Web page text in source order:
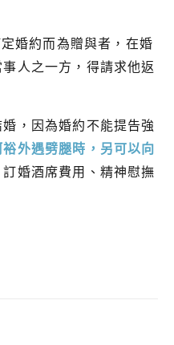
婚約而為贈與者，在婚
人之一方，得請求他返
，因為婚約不能提告強
外遇劈腿時，另可以向
訂婚酒席費用、精神慰撫